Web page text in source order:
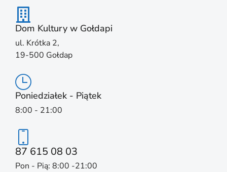
Dom Kultury w Gołdapi
ul. Krótka 2,
19-500 Gołdap
Poniedziałek - Piątek
8:00 - 21:00
87 615 08 03
Pon - Pią: 8:00 -21:00